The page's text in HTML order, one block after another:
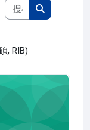
搜尋課程
搜尋課程
, RIB)